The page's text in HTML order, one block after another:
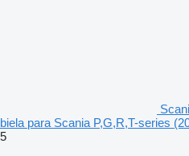
biela para Scania P,G,R,T-series
5